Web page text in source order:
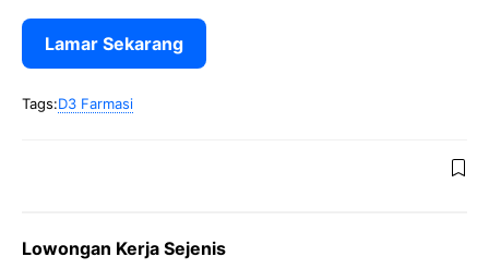
Lamar Sekarang
Tags:D3 Farmasi
Lowongan Kerja Sejenis